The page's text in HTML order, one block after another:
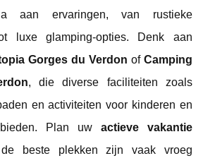
aan ervaringen, van rustieke
luxe glamping-opties. Denk aan
Gorges du Verdon of Camping
, die diverse faciliteiten zoals
en activiteiten voor kinderen en
Plan uw actieve vakantie
beste plekken zijn vaak vroeg